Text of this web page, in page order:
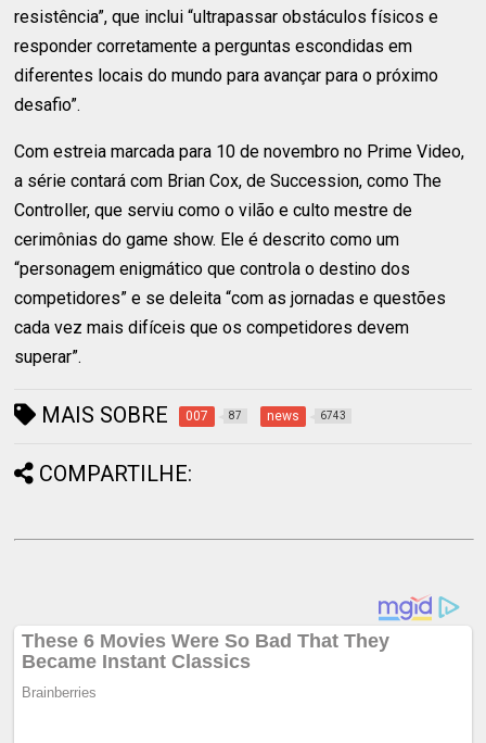
resistência”, que inclui “ultrapassar obstáculos físicos e
responder corretamente a perguntas escondidas em
diferentes locais do mundo para avançar para o próximo
desafio”.
Com estreia marcada para 10 de novembro no Prime Video,
a série contará com Brian Cox, de Succession, como The
Controller, que serviu como o vilão e culto mestre de
cerimônias do game show. Ele é descrito como um
“personagem enigmático que controla o destino dos
competidores” e se deleita “com as jornadas e questões
cada vez mais difíceis que os competidores devem
superar”.
MAIS SOBRE 007 87 news 6743
COMPARTILHE: